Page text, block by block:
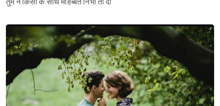
तुम ने किसी के साथ मोहब्बत निभा तो दी